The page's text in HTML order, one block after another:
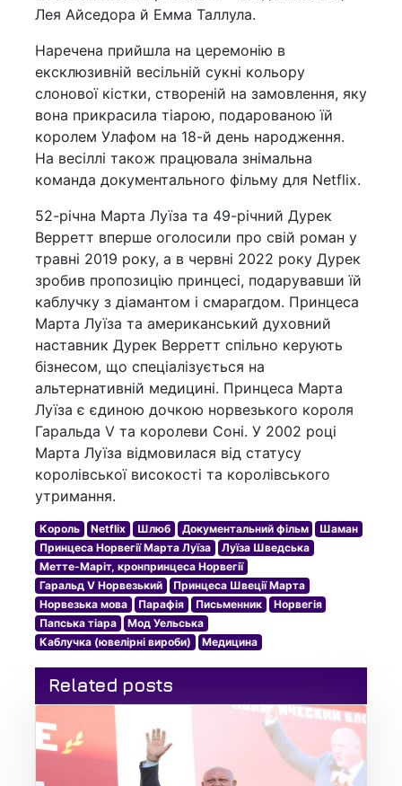
Лея Айседора й Емма Таллула.
Наречена прийшла на церемонію в
ексклюзивній весільній сукні кольору
слонової кістки, створеній на замовлення, яку
вона прикрасила тіарою, подарованою їй
королем Улафом на 18-й день народження.
На весіллі також працювала знімальна
команда документального фільму для Netflix.
52-річна Марта Луїза та 49-річний Дурек
Верретт вперше оголосили про свій роман у
травні 2019 року, а в червні 2022 року Дурек
зробив пропозицію принцесі, подарувавши їй
каблучку з діамантом і смарагдом. Принцеса
Марта Луїза та американський духовний
наставник Дурек Верретт спільно керують
бізнесом, що спеціалізується на
альтернативній медицині. Принцеса Марта
Луїза є єдиною дочкою норвезького короля
Гаральда V та королеви Соні. У 2002 році
Марта Луїза відмовилася від статусу
королівської високості та королівського
утримання.
Король Netflix Шлюб Документальний фільм
Шаман
Принцеса Норвегії Марта Луїза
Луїза Шведська
Метте-Маріт, кронпринцеса Норвегії
Гаральд V Норвезький
Принцеса Швеції Марта
Норвезька мова
Парафія Письменник
Норвегія
Папська тіара
Мод Уельська
Каблучка (ювелірні вироби)
Медицина
Related posts